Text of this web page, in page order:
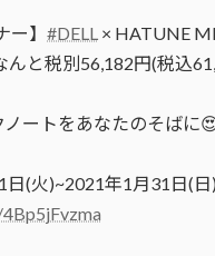
ー】 #DELL × HATUNE
んと税別56,182円(税込
ノートをあなたのそばに
日(火)~2021年1月31日(日)